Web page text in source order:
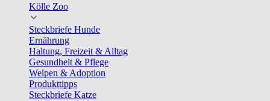
Kölle Zoo
Steckbriefe Hunde
Ernährung
Haltung, Freizeit & Alltag
Gesundheit & Pflege
Welpen & Adoption
Produkttipps
Steckbriefe Katze